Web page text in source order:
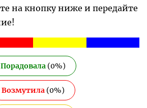
на кнопку ниже и передайте
Порадовала (0%)
Возмутила (0%)